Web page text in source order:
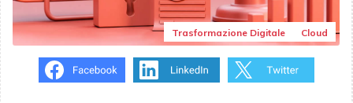
Trasformazione Digitale Cloud